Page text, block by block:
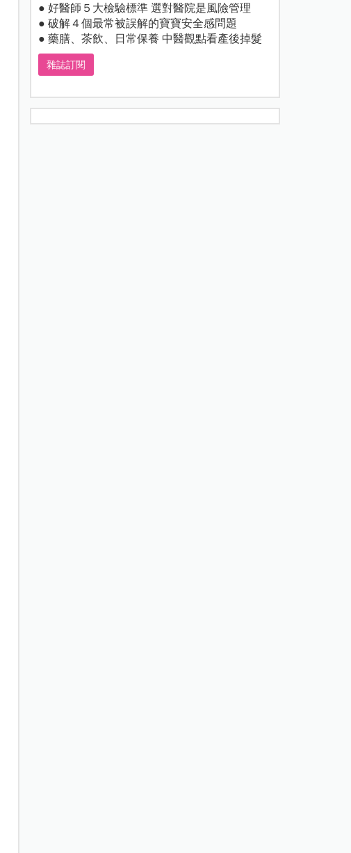
● 好醫師５大檢驗標準 選對醫院是風險管理
● 破解４個最常被誤解的寶寶安全感問題
● 藥膳、茶飲、日常保養 中醫觀點看產後掉髮
雜誌訂閱